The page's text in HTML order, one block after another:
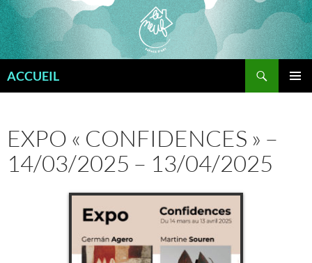
Aller
au
contenu
ACCUEIL
EXPO « CONFIDENCES » –
14/03/2025 – 13/04/2025